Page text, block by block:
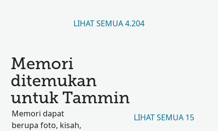
LIHAT SEMUA 4.204
Memori
ditemukan
untuk Tammin
Memori dapat
berupa foto, kisah,
LIHAT SEMUA 15